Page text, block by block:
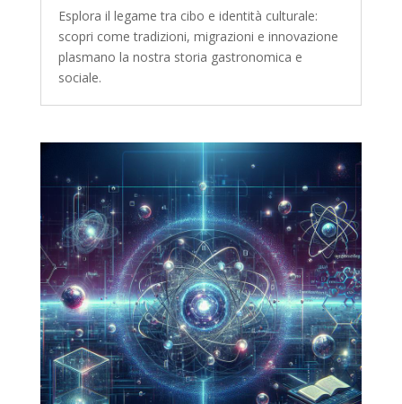
Esplora il legame tra cibo e identità culturale:
scopri come tradizioni, migrazioni e innovazione
plasmano la nostra storia gastronomica e
sociale.